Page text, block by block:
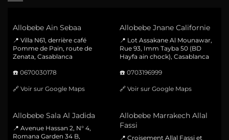
Allobebe Ain Sebaa
📍 Villa N61, derrière café
Pomme de Pain, route de
Zenata, Casablanca
☎️ 0670030178
🔗 Voir sur Google Maps
Allobebe Jnane Californie
📍 Lot Assakane Al Mounawar,
Rue 93, Imm Tayba 50 (BD
Hayfa ain chock), Casablanca
☎️ 0703196999
🔗 Voir sur Google Maps
Allobebe Sala Al Jadida
📍 Avenue Hassan 2, N° 4,
Romana Garden 34 B,
Allobebe Marrakech Allal
Fassi
📍 Croisement Allal Fassi et